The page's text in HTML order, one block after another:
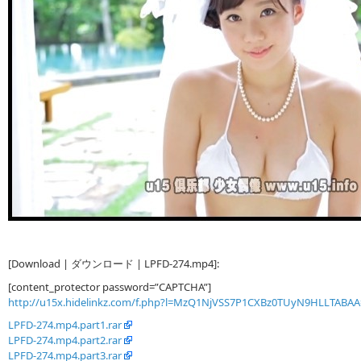
[Download | ダウンロード | LPFD-274.mp4]:
[content_protector password=”CAPTCHA”]
http://u15x.hidelinkz.com/
LPFD-274.mp4.part1.rar
LPFD-274.mp4.part2.rar
LPFD-274.mp4.part3.rar